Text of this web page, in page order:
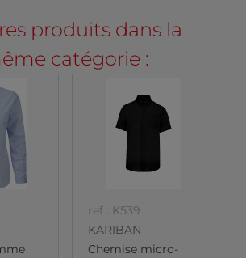
produits dans la
catégorie :
ref : K539
KARIBAN
Chemise micro-